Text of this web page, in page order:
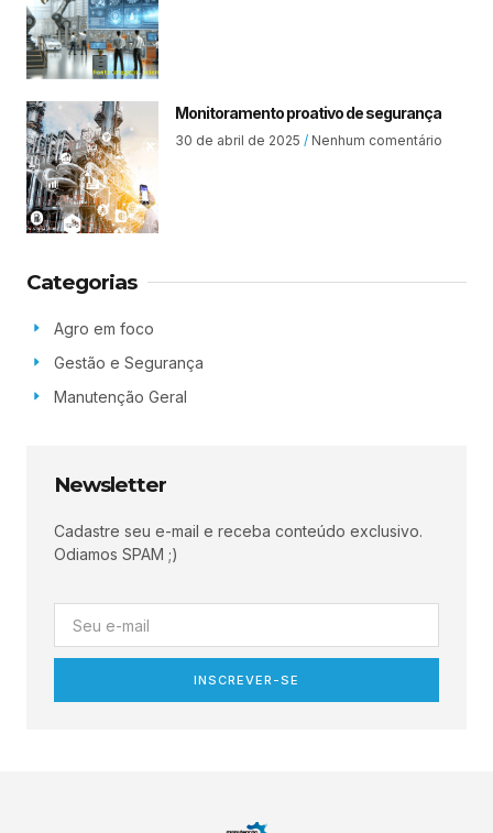
Monitoramento proativo de segurança
30 de abril de 2025 Nenhum comentário
Categorias
Agro em foco
Gestão e Segurança
Manutenção Geral
Newsletter
Cadastre seu e-mail e receba conteúdo exclusivo.
Odiamos SPAM ;)
INSCREVER-SE